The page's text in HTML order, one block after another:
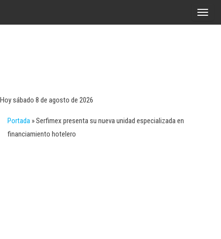
A
Hoy sábado 8 de agosto de 2026
Portada »Serfimex presenta su nueva unidad especializada en
financiamiento hotelero